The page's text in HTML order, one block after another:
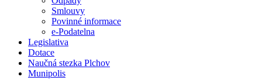
Smlouvy
Povinné informace
e-Podatelna
Legislativa
Dotace
Naučná stezka Plchov
Munipolis